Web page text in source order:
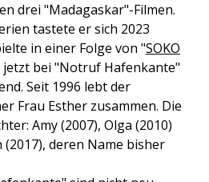
drei "Madagaskar"-Filmen.
tastete er sich 2023
in einer Folge von "SOKO
bei "Notruf Hafenkante"
Seit 1996 lebt der
Frau Esther zusammen. Die
Amy (2007), Olga (2010)
deren Name bisher